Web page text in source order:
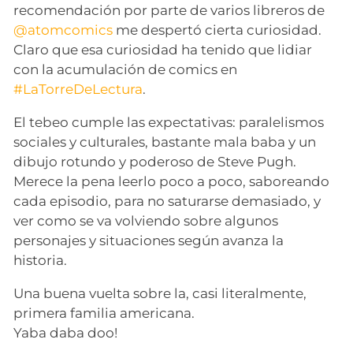
recomendación por parte de varios libreros de
@atomcomics me despertó cierta curiosidad.
Claro que esa curiosidad ha tenido que lidiar
con la acumulación de comics en
#LaTorreDeLectura.
El tebeo cumple las expectativas: paralelismos
sociales y culturales, bastante mala baba y un
dibujo rotundo y poderoso de Steve Pugh.
Merece la pena leerlo poco a poco, saboreando
cada episodio, para no saturarse demasiado, y
ver como se va volviendo sobre algunos
personajes y situaciones según avanza la
historia.
Una buena vuelta sobre la, casi literalmente,
primera familia americana.
Yaba daba doo!